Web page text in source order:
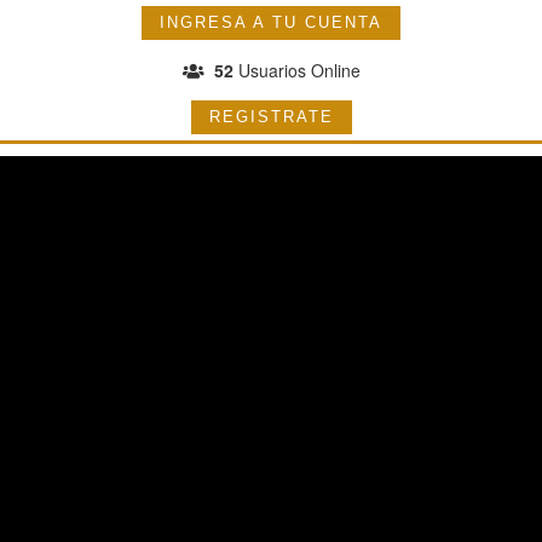
INGRESA A TU CUENTA
52Usuarios Online
REGISTRATE